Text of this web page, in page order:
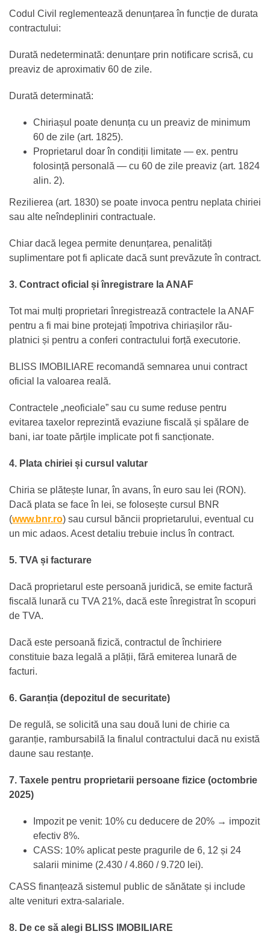
Codul Civil reglementează denunțarea în funcție de durata
contractului:
Durată nedeterminată: denunțare prin notificare scrisă, cu
preaviz de aproximativ 60 de zile.
Durată determinată:
Chiriașul poate denunța cu un preaviz de minimum
60 de zile (art. 1825).
Proprietarul doar în condiții limitate — ex. pentru
folosință personală — cu 60 de zile preaviz (art. 1824
alin. 2).
Rezilierea (art. 1830) se poate invoca pentru neplata chiriei
sau alte neîndepliniri contractuale.
Chiar dacă legea permite denunțarea, penalități
suplimentare pot fi aplicate dacă sunt prevăzute în contract.
3. Contract oficial și înregistrare la ANAF
Tot mai mulți proprietari înregistrează contractele la ANAF
pentru a fi mai bine protejați împotriva chiriașilor rău-
platnici și pentru a conferi contractului forță executorie.
BLISS IMOBILIARE recomandă semnarea unui contract
oficial la valoarea reală.
Contractele „neoficiale” sau cu sume reduse pentru
evitarea taxelor reprezintă evaziune fiscală și spălare de
bani, iar toate părțile implicate pot fi sancționate.
4. Plata chiriei și cursul valutar
Chiria se plătește lunar, în avans, în euro sau lei (RON).
Dacă plata se face în lei, se folosește cursul BNR
(www.bnr.ro) sau cursul băncii proprietarului, eventual cu
un mic adaos. Acest detaliu trebuie inclus în contract.
5. TVA și facturare
Dacă proprietarul este persoană juridică, se emite factură
fiscală lunară cu TVA 21%, dacă este înregistrat în scopuri
de TVA.
Dacă este persoană fizică, contractul de închiriere
constituie baza legală a plății, fără emiterea lunară de
facturi.
6. Garanția (depozitul de securitate)
De regulă, se solicită una sau două luni de chirie ca
garanție, rambursabilă la finalul contractului dacă nu există
daune sau restanțe.
7. Taxele pentru proprietarii persoane fizice (octombrie
2025)
Impozit pe venit: 10% cu deducere de 20% → impozit
efectiv 8%.
CASS: 10% aplicat peste pragurile de 6, 12 și 24
salarii minime (2.430 / 4.860 / 9.720 lei).
CASS finanțează sistemul public de sănătate și include
alte venituri extra-salariale.
8. De ce să alegi BLISS IMOBILIARE